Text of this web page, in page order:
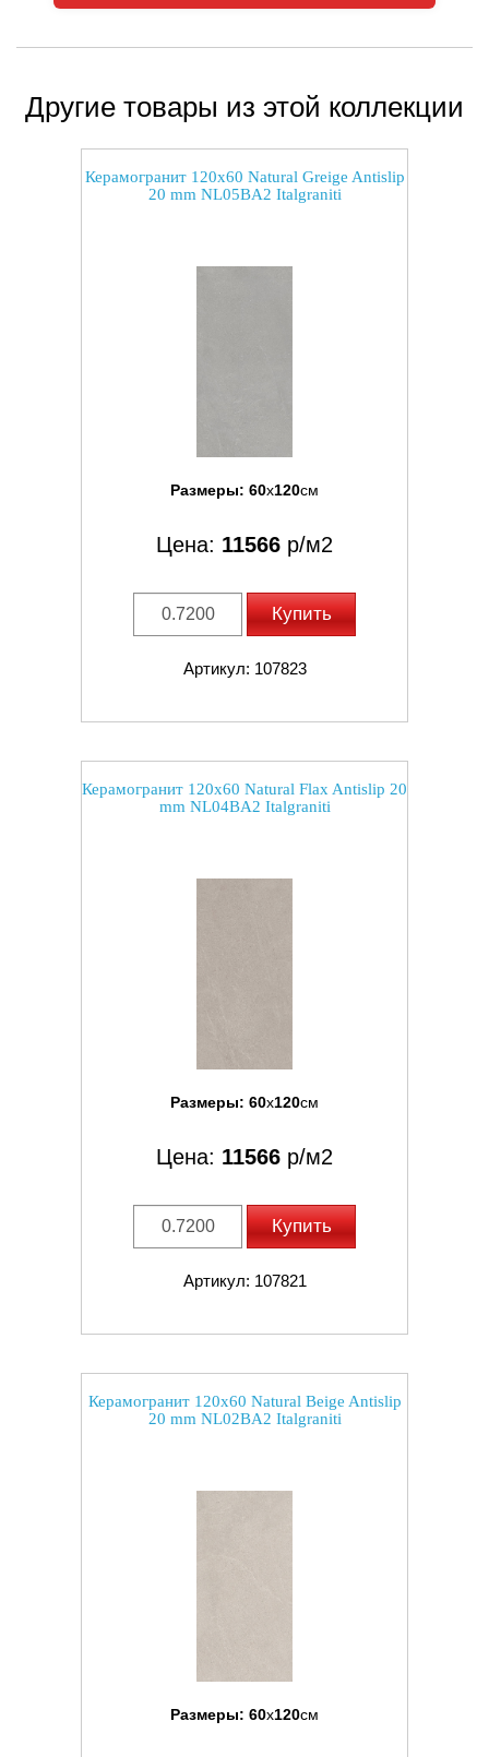
Другие товары из этой коллекции
Керамогранит 120x60 Natural Greige Antislip
20 mm NL05BA2 Italgraniti
Размеры: 60x120см
Цена: 11566 р/м2
Купить
Артикул: 107823
Керамогранит 120x60 Natural Flax Antislip 20
mm NL04BA2 Italgraniti
Размеры: 60x120см
Цена: 11566 р/м2
Купить
Артикул: 107821
Керамогранит 120x60 Natural Beige Antislip
20 mm NL02BA2 Italgraniti
Размеры: 60x120см